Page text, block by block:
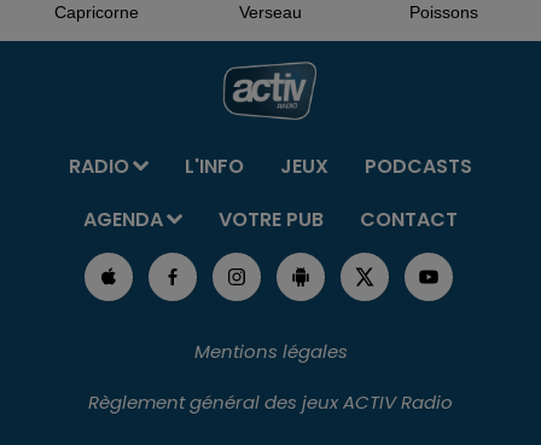
Capricorne Verseau Poissons
RADIO L'INFO JEUX
PODCASTS
AGENDA
VOTRE PUB CONTACT
Mentions légales
Règlement général des jeux ACTIV Radio